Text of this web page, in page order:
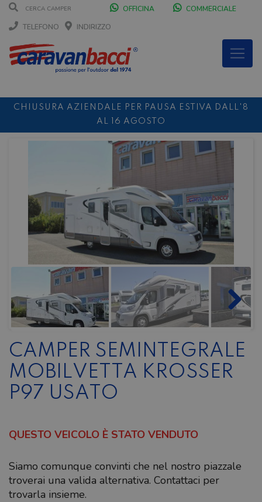
OFFICINA
COMMERCIALE
TELEFONO
INDIRIZZO
CHIUSURA AZIENDALE PER PAUSA ESTIVA DALL'8
AL 16 AGOSTO
DURANTE IL MESE DI AGOSTO SIAMO CHIUSI IL
SABATO POMERIGGIO
NOLEGGI DI SETTEMBRE
CAMPER SEMINTEGRALE
MOBILVETTA KROSSER
P97 USATO
QUESTO VEICOLO È STATO VENDUTO
Siamo comunque convinti che nel nostro piazzale
troverai una valida alternativa. Contattaci per
trovarla insieme.